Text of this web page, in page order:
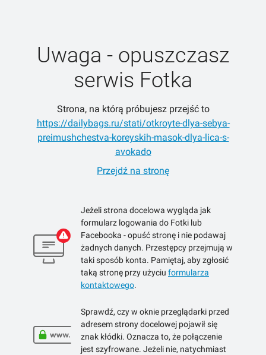
Uwaga - opuszczasz
serwis Fotka
Strona, na którą próbujesz przejść to
https://dailybags.ru/stati/otkroyte-dlya-sebya-
preimushchestva-koreyskih-masok-dlya-lica-s-
avokado
Przejdź na stronę
Jeżeli strona docelowa wygląda jak
formularz logowania do Fotki lub
Facebooka - opuść stronę i nie podawaj
żadnych danych. Przestępcy przejmują w
taki sposób konta. Pamiętaj, aby zgłosić
taką stronę przy użyciu formularza
kontaktowego.
Sprawdź, czy w oknie przeglądarki przed
adresem strony docelowej pojawił się
znak kłódki. Oznacza to, że połączenie
jest szyfrowane. Jeżeli nie, natychmiast